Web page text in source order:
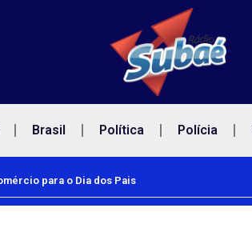
Brasil Política Polícia
para o Dia dos Pais